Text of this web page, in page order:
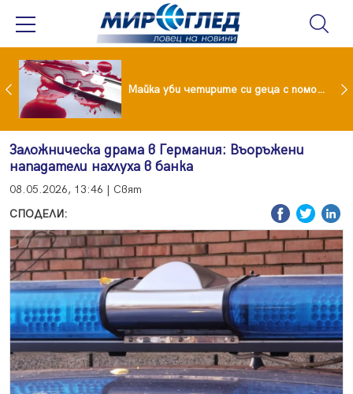
Проф.Кантарджиев: Пазете се от комарите и полово предаваните инфекции Майка уби четирите си деца с помощта на баба им, след което се самоуби
Заложническа драма в Германия: Въоръжени
нападатели нахлуха в банка
08.05.2026, 13:46 | Свят
СПОДЕЛИ: